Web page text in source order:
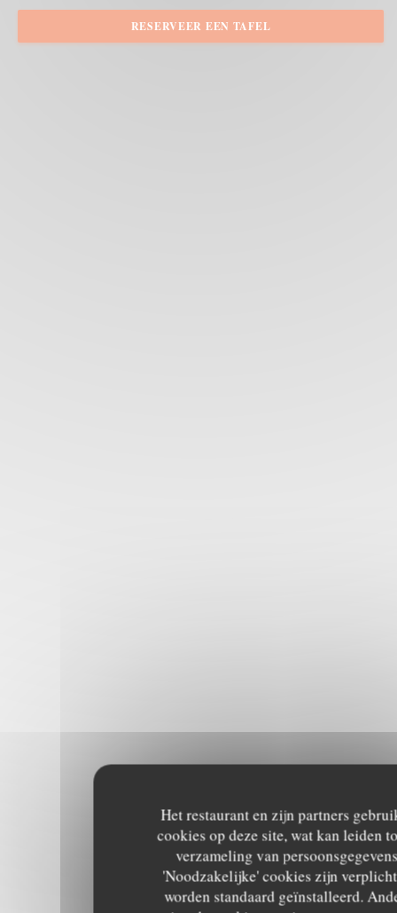
Het restaurant en zijn partners
cookies op deze site, wat kan leiden
verzameling van
'Noodzakelijke' cookies zijn
worden standaard geïnstalleerd.
RESERVEER EEN TAFEL